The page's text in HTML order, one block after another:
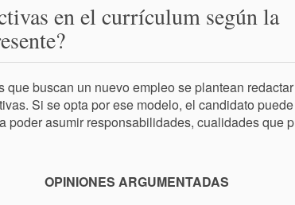
en el currículum según la
que buscan un nuevo empleo se plantean
Si se opta por ese modelo, el candidato
poder asumir responsabilidades, cualidades que
OPINIONES ARGUMENTADAS